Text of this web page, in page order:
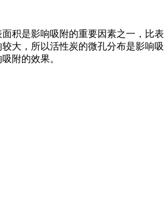
是影响吸附的重要因素之一，比表
，所以活性炭的微孔分布是影响吸
附的效果。